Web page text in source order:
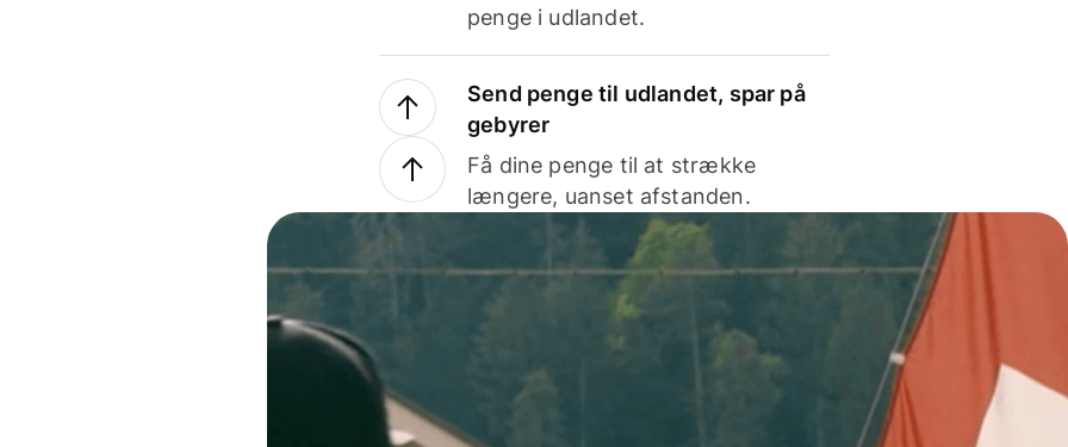
penge i udlandet.
Send penge til udlandet, spar på
gebyrer
Få dine penge til at strække
længere, uanset afstanden.